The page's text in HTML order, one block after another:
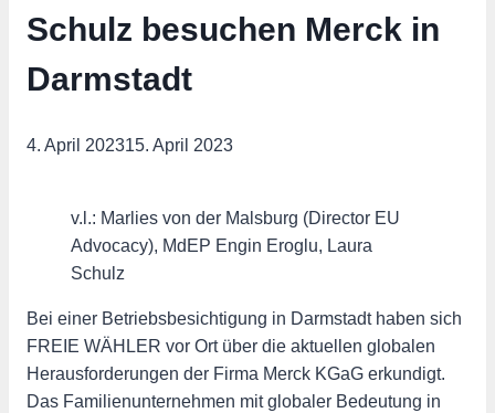
Schulz besuchen Merck in
Darmstadt
4. April 202315. April 2023
v.l.: Marlies von der Malsburg (Director EU
Advocacy), MdEP Engin Eroglu, Laura
Schulz
Bei einer Betriebsbesichtigung in Darmstadt haben sich
FREIE WÄHLER vor Ort über die aktuellen globalen
Herausforderungen der Firma Merck KGaG erkundigt.
Das Familienunternehmen mit globaler Bedeutung in